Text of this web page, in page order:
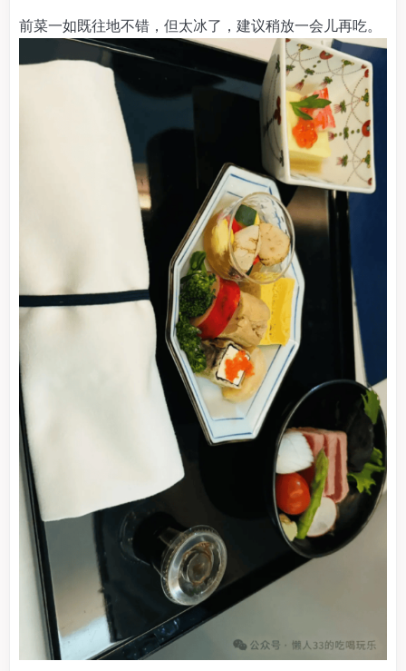
前菜一如既往地不错，但太冰了，建议稍放一会儿再吃。